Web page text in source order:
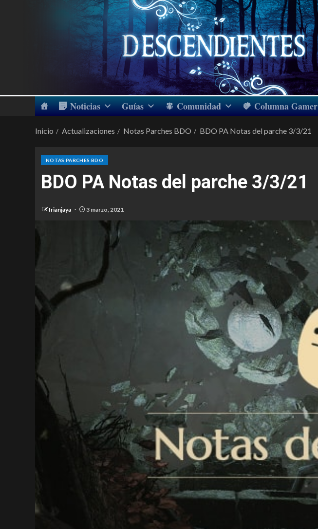
Noticias Guías Comunidad Columna Gamer
Inicio Actualizaciones Notas Parches BDO BDO PA Notas del parche 3/3/21
NOTAS PARCHES BDO
BDO PA Notas del parche 3/3/21
Irianjaya 3 marzo, 2021